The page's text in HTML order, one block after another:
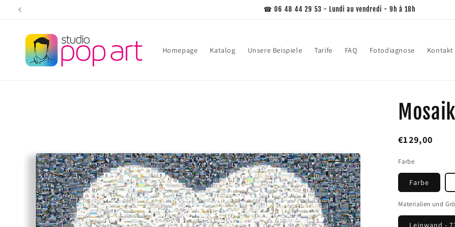
zum
☎ 06 48 44 29 53 - Lundi au vendredi - 9h à 18h
Homepage Katalog Unsere Beispiele Tarife FAQ Fotodiagnose Kontakt
Normaler
€129,00
Farbe
Farbe
Materialien und
Leinwand -